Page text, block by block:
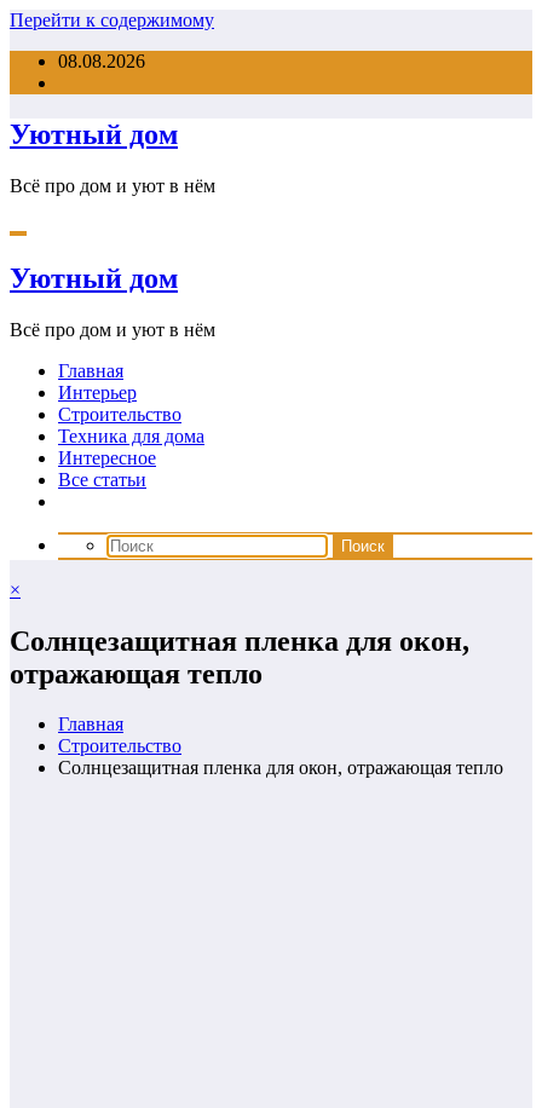
Перейти к содержимому
08.08.2026
Уютный дом
Всё про дом и уют в нём
Уютный дом
Всё про дом и уют в нём
Главная
Интерьер
Строительство
Техника для дома
Интересное
Все статьи
×
Солнцезащитная пленка для окон,
отражающая тепло
Главная
Строительство
Солнцезащитная пленка для окон, отражающая тепло